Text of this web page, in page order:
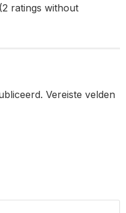
2 ratings without
Vereiste velden